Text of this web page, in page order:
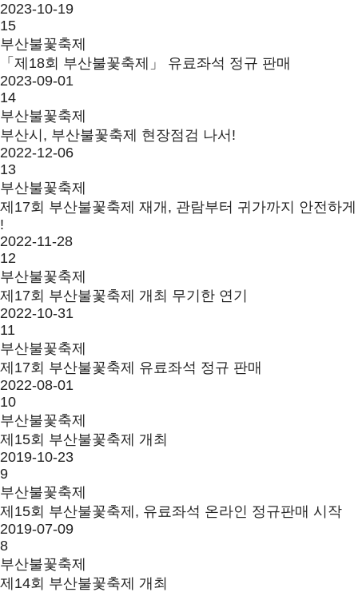
2023-10-19
15
부산불꽃축제
「제18회 부산불꽃축제」 유료좌석 정규 판매
2023-09-01
14
부산불꽃축제
부산시, 부산불꽃축제 현장점검 나서!
2022-12-06
13
부산불꽃축제
제17회 부산불꽃축제 재개, 관람부터 귀가까지 안전하게
!
2022-11-28
12
부산불꽃축제
제17회 부산불꽃축제 개최 무기한 연기
2022-10-31
11
부산불꽃축제
제17회 부산불꽃축제 유료좌석 정규 판매
2022-08-01
10
부산불꽃축제
제15회 부산불꽃축제 개최
2019-10-23
9
부산불꽃축제
제15회 부산불꽃축제, 유료좌석 온라인 정규판매 시작
2019-07-09
8
부산불꽃축제
제14회 부산불꽃축제 개최